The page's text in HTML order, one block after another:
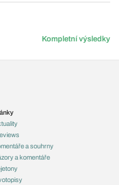
Kompletní výsledky
a souhrny
a komentáře